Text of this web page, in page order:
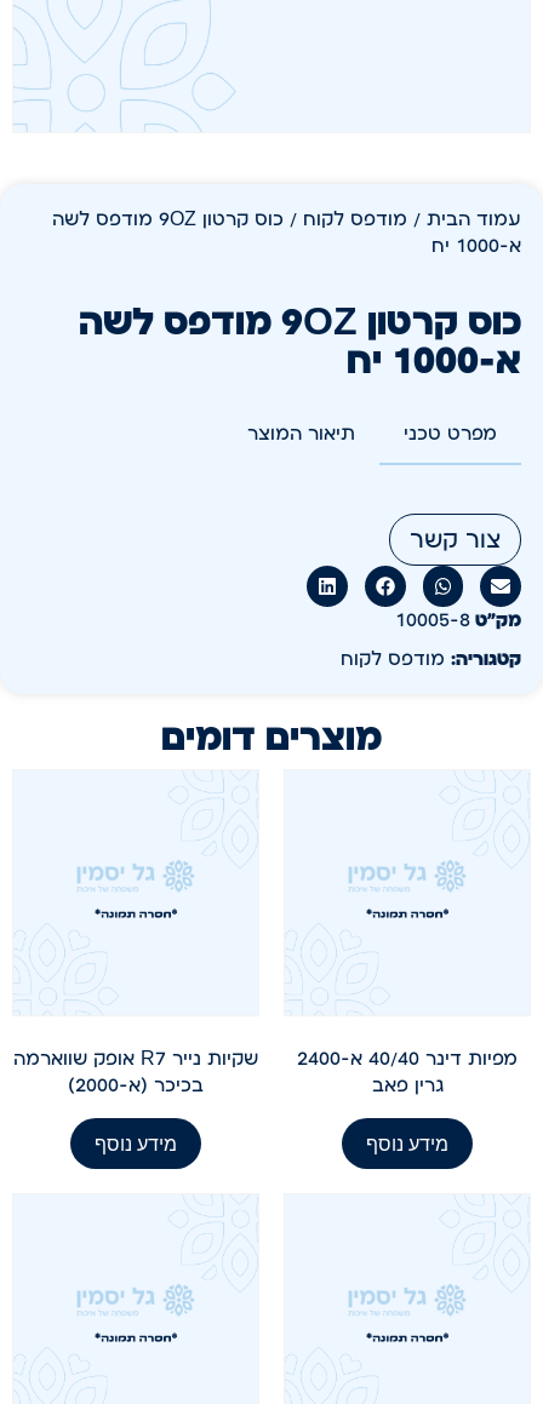
עמוד הבית / מודפס לקוח
/ כוס קרטון 9OZ מודפס לשה
א-1000 יח
כוס קרטון 9OZ מודפס לשה
א-1000 יח
מפרט טכני תיאור המוצר
צור קשר
מק״ט 10005-8
קטגוריה: מודפס לקוח
מוצרים דומים
מפיות דינר 40/40 א-2400
גרין פאב
מידע נוסף
שקיות נייר R7 אופק שווארמה
בכיכר (א-2000)
מידע נוסף